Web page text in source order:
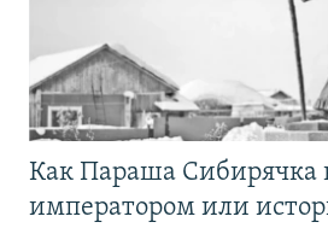
Как Параша Сибирячка
императором или